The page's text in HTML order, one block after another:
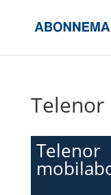
Telenor
Telenor